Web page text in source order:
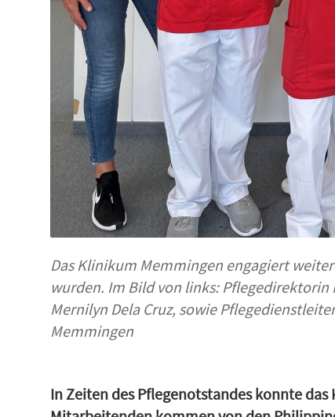
Das Klinikum Memmingen engagiert
wurden. Im Bild von links:
Mernilyn Dela Cruz, sowie
Memmingen
In Zeiten des Pflegenotstandes konnte